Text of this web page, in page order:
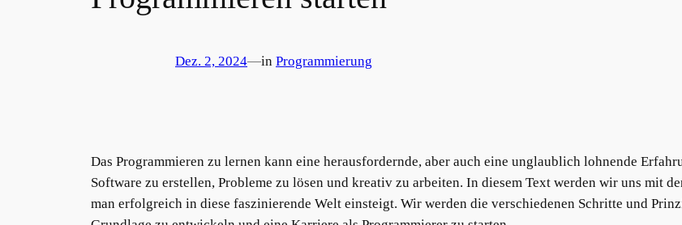
Dez. 2, 2024—in Programmierung
Das Programmieren zu lernen kann eine herausfordernde, aber auch eine unglaublich lohnende
Software zu erstellen, Probleme zu lösen und kreativ zu arbeiten. In diesem Text werden wir uns mit
man erfolgreich in diese faszinierende Welt einsteigt. Wir werden die verschiedenen Schritte und